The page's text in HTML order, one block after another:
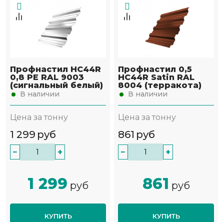
Профнастил НС44R
0,8 PE RAL 9003
(сигнальный белый)
В наличии
Цена за тонну
1 299 руб
− +
1 299 руб
КУПИТЬ
Профнастил 0,5
НС44R Satin RAL
8004 (терракота)
В наличии
Цена за тонну
861 руб
− +
861 руб
КУПИТЬ